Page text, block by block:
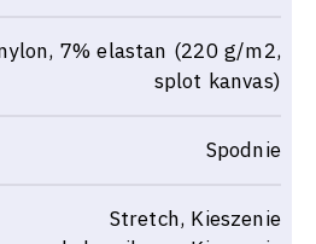
7% elastan (220 g/m2,
splot kanvas)
Spodnie
Stretch, Kieszenie